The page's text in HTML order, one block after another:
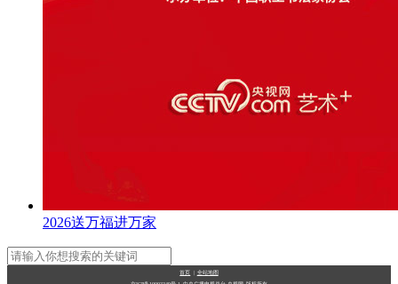
2026送万福进万家
首页 全站地图